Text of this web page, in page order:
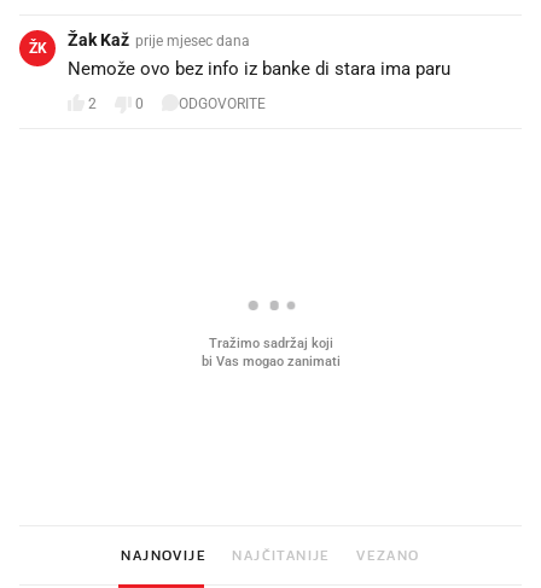
ŽK Žak Kaž prije mjesec dana
Nemože ovo bez info iz banke di stara ima paru
2 0 ODGOVORITE
NAJNOVIJE NAJČITANIJE VEZANO